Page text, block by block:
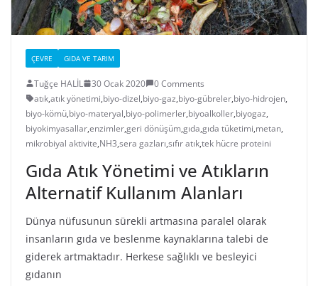
ÇEVRE GIDA VE TARIM
Tuğçe HALİL 30 Ocak 2020
0 Comments
atık,atık yönetimi,biyo-dizel,biyo-gaz,biyo-gübreler,biyo-hidrojen,
biyo-kömü,biyo-materyal,biyo-polimerler,biyoalkoller,biyogaz,
biyokimyasallar,enzimler,geri dönüşüm,gıda,gıda tüketimi,metan,
mikrobiyal aktivite,NH3,sera gazları,sıfır atık,tek hücre proteini
Gıda Atık Yönetimi ve Atıkların
Alternatif Kullanım Alanları
Dünya nüfusunun sürekli artmasına paralel olarak
insanların gıda ve beslenme kaynaklarına talebi de
giderek artmaktadır. Herkese sağlıklı ve besleyici
gıdanın